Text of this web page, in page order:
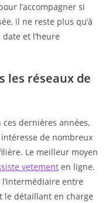
l’accompagner si
il ne reste plus qu’à
et l’heure
les réseaux de
dernières années,
de nombreux
Le meilleur moyen
vetement en ligne.
entre
le détaillant en charge